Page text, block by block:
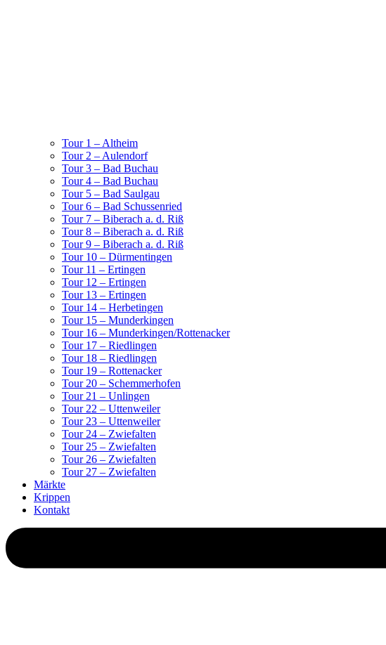
Tour 1 – Altheim
Tour 2 – Aulendorf
Tour 3 – Bad Buchau
Tour 4 – Bad Buchau
Tour 5 – Bad Saulgau
Tour 6 – Bad Schussenried
Tour 7 – Biberach a. d. Riß
Tour 8 – Biberach a. d. Riß
Tour 9 – Biberach a. d. Riß
Tour 10 – Dürmentingen
Tour 11 – Ertingen
Tour 12 – Ertingen
Tour 13 – Ertingen
Tour 14 – Herbetingen
Tour 15 – Munderkingen
Tour 16 – Munderkingen/Rottenacker
Tour 17 – Riedlingen
Tour 18 – Riedlingen
Tour 19 – Rottenacker
Tour 20 – Schemmerhofen
Tour 21 – Unlingen
Tour 22 – Uttenweiler
Tour 23 – Uttenweiler
Tour 24 – Zwiefalten
Tour 25 – Zwiefalten
Tour 26 – Zwiefalten
Tour 27 – Zwiefalten
Märkte
Krippen
Kontakt